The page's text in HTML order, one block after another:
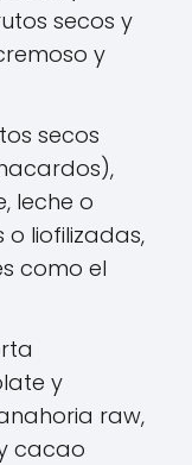
secos y
y
secos
leche o
liofilizadas,
como el
y
raw,
cacao